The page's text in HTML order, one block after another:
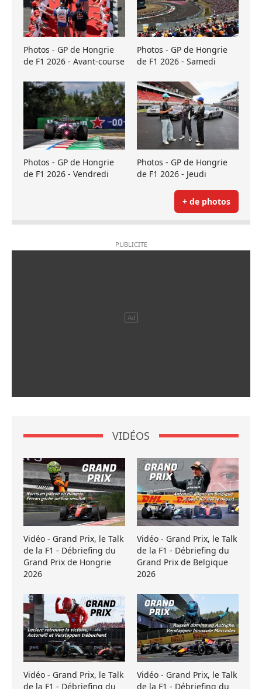
Photos - GP de Hongrie
de F1 2026 - Avant-course
Photos - GP de Hongrie
de F1 2026 - Samedi
Photos - GP de Hongrie
de F1 2026 - Vendredi
Photos - GP de Hongrie
de F1 2026 - Jeudi
+ de photos
VIDÉOS
Vidéo - Grand Prix, le Talk
de la F1 - Débriefing du
Grand Prix de Hongrie
2026
Vidéo - Grand Prix, le Talk
de la F1 - Débriefing du
Grand Prix de Belgique
2026
Vidéo - Grand Prix, le Talk
de la F1 - Débriefing du
Vidéo - Grand Prix, le Talk
de la F1 - Débriefing du